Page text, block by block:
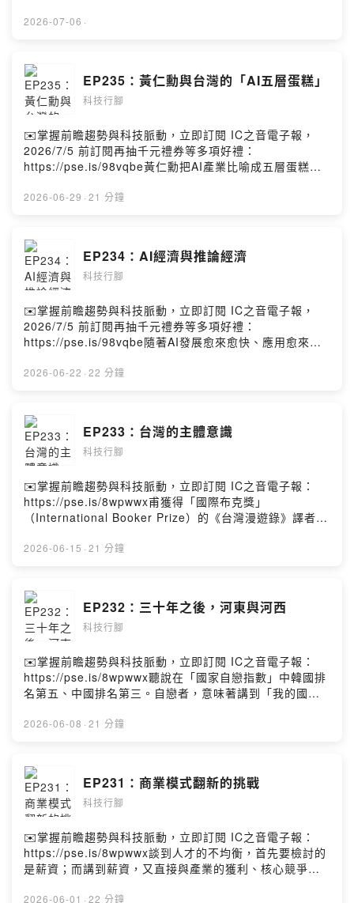
年也特別著墨於AI人才的培養。只是，似乎大家定義的AI
https://www.facebook.com/hwangchinyeong
2026-07-06 ·
EP235：黃仁勳與台灣的「AI五層蛋糕」
科技行腳
✉️掌握前瞻趨勢與科技脈動，立即訂閱 IC之音電子報，
2026/7/5 前訂閱再抽千元禮券等多項好禮：
https://pse.is/98vqbe黃仁勳把AI產業比喻成五層蛋糕，
設施、模型、應用。然而如果比對台灣的產業樣態，在這
五層蛋糕，各自側重哪些產業？這樣的分類背後的意義是
什麼？黃欽勇Facebook
https://www.facebook.com/hwangchinyeong
2026-06-29 · 21 分鐘
EP234：AI經濟與推論經濟
科技行腳
✉️掌握前瞻趨勢與科技脈動，立即訂閱 IC之音電子報，
2026/7/5 前訂閱再抽千元禮券等多項好禮：
https://pse.is/98vqbe隨著AI發展愈來愈快、應用愈來愈
必爭之地。在AI影響下的產業位移，如何影響經濟生產
濟時代有哪些明確的差異？黃欽勇Facebook
https://www.facebook.com/hwangchinyeong
2026-06-22 · 22 分鐘
EP233：台灣的主體意識
科技行腳
✉️掌握前瞻趨勢與科技脈動，立即訂閱 IC之音電子報：
https://pse.is/8wpwwx甫獲得「國際布克獎」
（International Booker Prize）的《台灣漫遊錄》譯者金
有一天，我的家鄉的主權在英語世界裡不再是一種挑釁或
不可或缺的社會基礎建設。黃欽勇Facebook
https://www.facebook.com/hwangchinyeong
2026-06-15 · 21 分鐘
EP232：三十年之後，河東與河西
科技行腳
✉️掌握前瞻趨勢與科技脈動，立即訂閱 IC之音電子報：
https://pse.is/8wpwwx聽說在「國家自戀指數」中韓國排
名第五、中國排名第三。自戀者，意味著講到「我的國
長、國民所得成長加速前進的台灣，似乎談到自己的國家
有自信且不卑不亢？黃欽勇Facebook
https://www.facebook.com/hwangchinyeong
2026-06-08 · 21 分鐘
EP231：商業模式翻新的挑戰
科技行腳
✉️掌握前瞻趨勢與科技脈動，立即訂閱 IC之音電子報：
https://pse.is/8wpwwx談到人才的不均衡，首先要檢討的
是薪資；而講到薪資，又直接與產業的獲利、核心競爭力
受限於內需市場小、企業規模偏小的天然結構，目前擺在
2026-06-01 · 22 分鐘